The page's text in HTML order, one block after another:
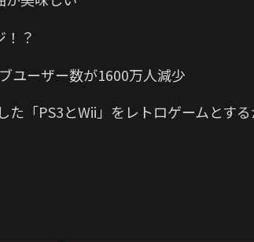
？
ユーザー数が1600万人減少
た「PS3とWii」をレトロゲームとす